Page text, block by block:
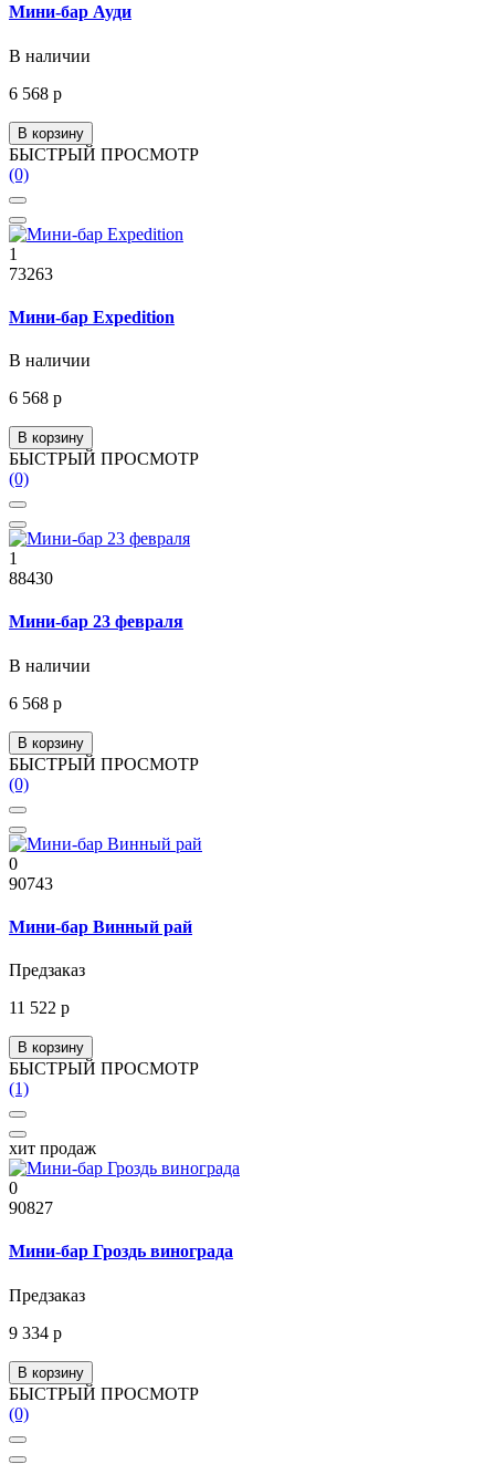
Мини-бар Ауди
В наличии
6 568 р
В корзину
БЫСТРЫЙ ПРОСМОТР
(0)
1
73263
Мини-бар Expedition
В наличии
6 568 р
В корзину
БЫСТРЫЙ ПРОСМОТР
(0)
1
88430
Мини-бар 23 февраля
В наличии
6 568 р
В корзину
БЫСТРЫЙ ПРОСМОТР
(0)
0
90743
Мини-бар Винный рай
Предзаказ
11 522 р
В корзину
БЫСТРЫЙ ПРОСМОТР
(1)
хит продаж
0
90827
Мини-бар Гроздь винограда
Предзаказ
9 334 р
В корзину
БЫСТРЫЙ ПРОСМОТР
(0)